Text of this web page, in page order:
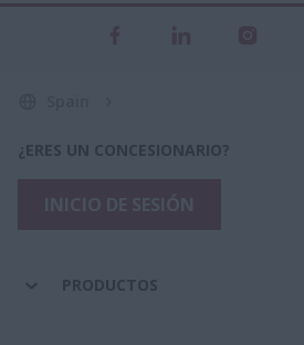
¿ERES UN CONCESIONARIO?
PRODUCTOS